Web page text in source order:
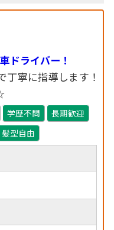
ドライバー！
丁寧に指導します！
学歴不問
長期歓迎
髪型自由